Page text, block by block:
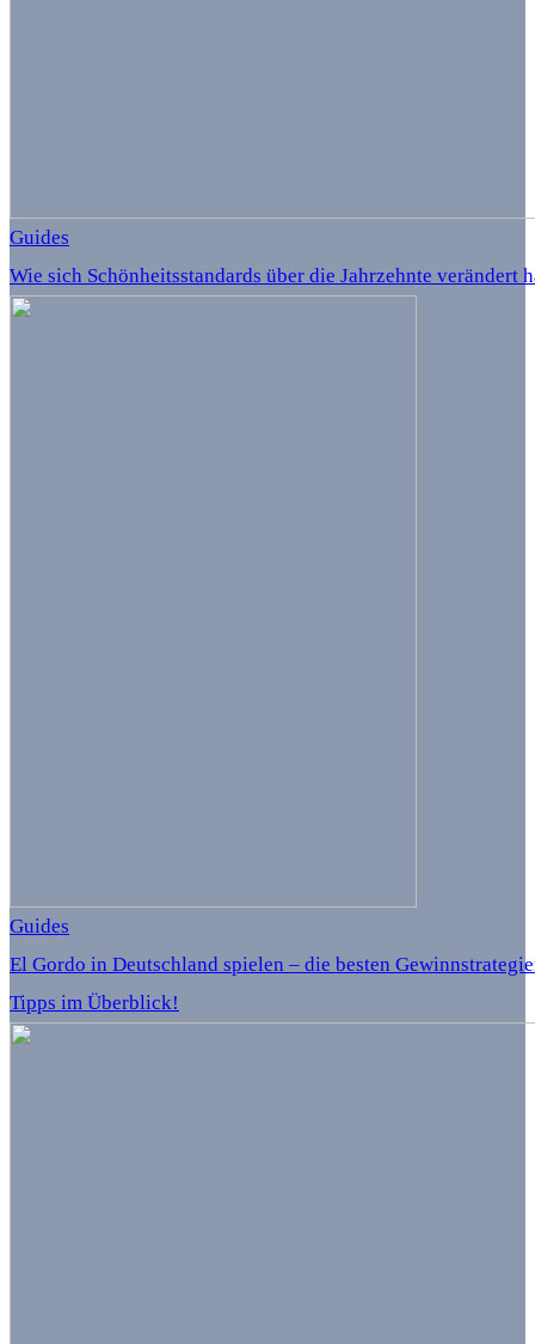
Guides
Wie sich Schönheitsstandards über die Jahrzehnte verändert
Guides
El Gordo in Deutschland spielen – die besten
Tipps im Überblick!